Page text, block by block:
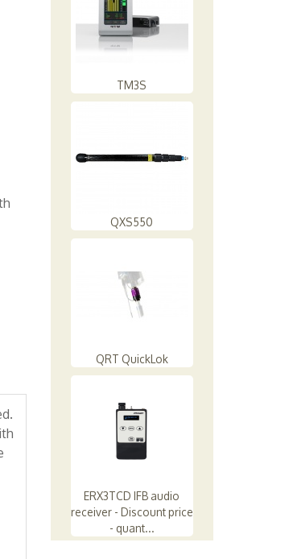
TM3S
QXS550
QRT QuickLok
ERX3TCD IFB audio
receiver - Discount price
- quant...